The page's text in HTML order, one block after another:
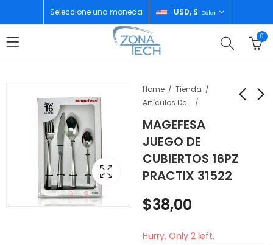
Seleccione una moneda USD, $ Dólar
0
Home
Tienda
Artículos De Cocina
MAGEFESA
JUEGO DE
CUBIERTOS 16PZ
PRACTIX 31522
CUBIERTOS 16UND
CLASSIC 31512
$50,00
PORTATIL
INALAMBRICA BLANCA
BC151WH
$ 60,00
$38,00
Hurry, Only 2 left.